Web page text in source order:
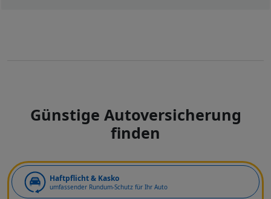
Günstige Autoversicherung
finden
Haftpflicht & Kasko
umfassender Rundum-Schutz für Ihr Auto